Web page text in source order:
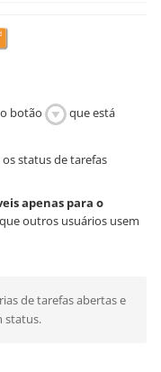
botão
que está
status de tarefas
apenas para o
outros usuários usem
de tarefas abertas e
status.